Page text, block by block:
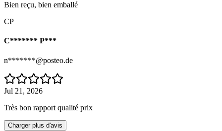
Bien reçu, bien emballé
CP
C******* P***
n*******@posteo.de
Jul 21, 2026
Très bon rapport qualité prix
Charger plus d'avis